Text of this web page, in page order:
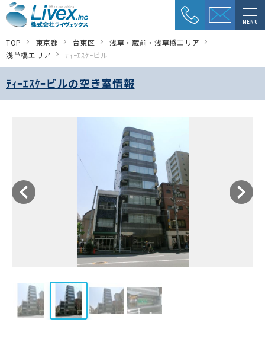
MENU
TOP 東京都 台東区
浅草・蔵前・浅草橋エリア
浅草橋エリア
ﾃｨｰｴｽｹｰビル
ﾃｨｰｴｽｹｰビルの空き室情報